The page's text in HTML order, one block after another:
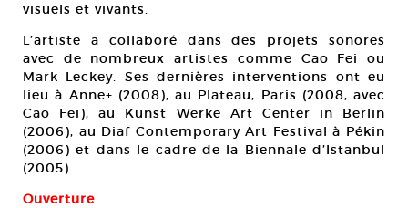
visuels et vivants.
L’artiste a collaboré dans des projets sonores
avec de nombreux artistes comme Cao Fei ou
Mark Leckey. Ses dernières interventions ont eu
lieu à Anne+ (2008), au Plateau, Paris (2008, avec
Cao Fei), au Kunst Werke Art Center in Berlin
(2006), au Diaf Contemporary Art Festival à Pékin
(2006) et dans le cadre de la Biennale d’Istanbul
(2005).
Ouverture